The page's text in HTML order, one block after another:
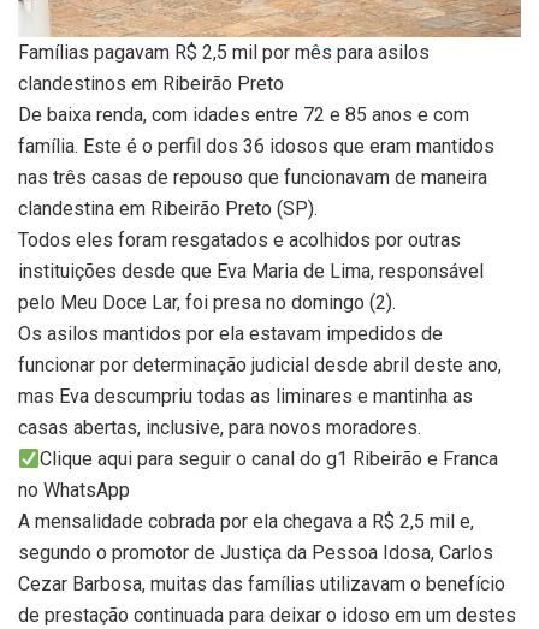
Famílias pagavam R$ 2,5 mil por mês para asilos
clandestinos em Ribeirão Preto
De baixa renda, com idades entre 72 e 85 anos e com
família. Este é o perfil dos 36 idosos que eram mantidos
nas três casas de repouso que funcionavam de maneira
clandestina em Ribeirão Preto (SP).
Todos eles foram resgatados e acolhidos por outras
instituições desde que Eva Maria de Lima, responsável
pelo Meu Doce Lar, foi presa no domingo (2).
Os asilos mantidos por ela estavam impedidos de
funcionar por determinação judicial desde abril deste ano,
mas Eva descumpriu todas as liminares e mantinha as
casas abertas, inclusive, para novos moradores.
Clique aqui para seguir o canal do g1 Ribeirão e Franca
no WhatsApp
A mensalidade cobrada por ela chegava a R$ 2,5 mil e,
segundo o promotor de Justiça da Pessoa Idosa, Carlos
Cezar Barbosa, muitas das famílias utilizavam o benefício
de prestação continuada para deixar o idoso em um destes